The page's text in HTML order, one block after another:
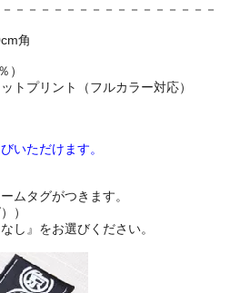
－－－－－－－－－－－－－－－－
角
）
トプリント（フルカラー対応）
いただけます。
ムタグがつきます。
）
し』をお選びください。